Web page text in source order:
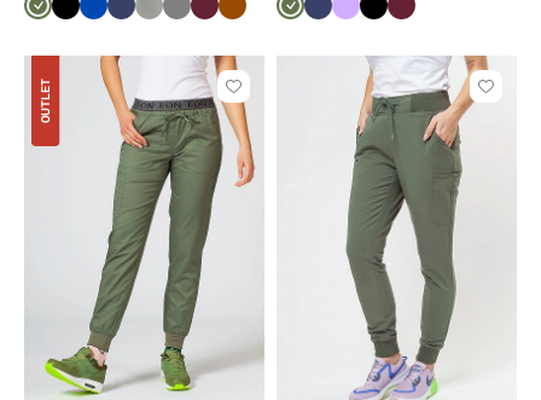
OlivkováČernáKrálovsky
Námořnická
Pastelově
ŠedáTřešňová
Hnědá OlivkováNámořnická
Levandulová
ČernáTřešňová
OUTLET
Kliknutím
přidáte
nebo
odeberete
z
oblíbených